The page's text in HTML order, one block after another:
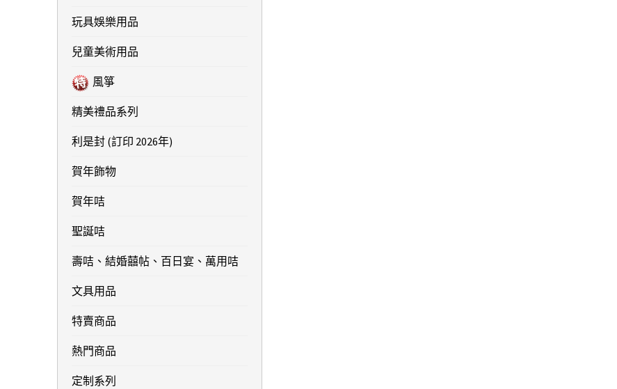
玩具娛樂用品
兒童美術用品
風箏
精美禮品系列
利是封 (訂印 2026年)
賀年飾物
賀年咭
聖誕咭
壽咭、結婚囍帖、百日宴、萬用咭
文具用品
特賣商品
熱門商品
定制系列